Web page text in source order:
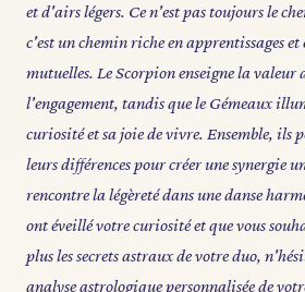
et d'airs légers. Ce n'est pas toujours le
c'est un chemin riche en apprentissages et
mutuelles. Le Scorpion enseigne la valeur
l'engagement, tandis que le Gémeaux
curiosité et sa joie de vivre. Ensemble, ils
leurs différences pour créer une synergie
rencontre la légèreté dans une danse
ont éveillé votre curiosité et que vous
plus les secrets astraux de votre duo,
analyse astrologique personnalisée de